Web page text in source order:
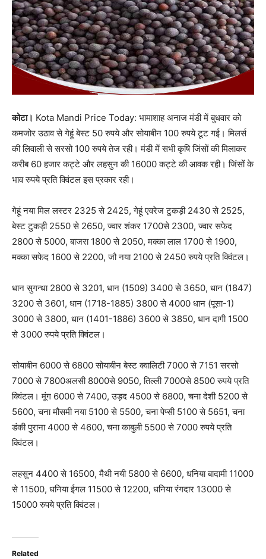
कोटा। Kota Mandi Price Today: भामाशाह अनाज मंडी में बुधवार को
कमजोर उठाव से गेहूं बेस्ट 50 रुपये और सोयाबीन 100 रुपये टूट गई। मिलर्स
की लिवाली से सरसो 100 रुपये तेज रही। मंडी में सभी कृषि जिंसों की मिलाकर
करीब 60 हजार कट्टे और लहसुन की 16000 कट्टे की आवक रही। जिंसों के
भाव रुपये प्रति क्विंटल इस प्रकार रही।
गेहूं नया मिल लस्टर 2325 से 2425, गेहूं एवरेज टुकड़ी 2430 से 2525,
बेस्ट टुकड़ी 2550 से 2650, ज्वार शंकर 1700से 2300, ज्वार सफेद
2800 से 5000, बाजरा 1800 से 2050, मक्का लाल 1700 से 1900,
मक्का सफेद 1600 से 2200, जौ नया 2100 से 2450 रुपये प्रति क्विंटल।
धान सुगन्धा 2800 से 3201, धान (1509) 3400 से 3650, धान (1847)
3200 से 3601, धान (1718-1885) 3800 से 4000 धान (पूसा-1)
3000 से 3800, धान (1401-1886) 3600 से 3850, धान दागी 1500
से 3000 रुपये प्रति क्विंटल।
सोयाबीन 6000 से 6800 सोयाबीन बेस्ट क्वालिटी 7000 से 7151 सरसो
7000 से 7800अलसी 8000से 9050, तिल्ली 7000से 8500 रुपये प्रति
क्विंटल। मूंग 6000 से 7400, उड़द 4500 से 6800, चना देशी 5200 से
5600, चना मौसमी नया 5100 से 5500, चना पेप्सी 5100 से 5651, चना
डंकी पुराना 4000 से 4600, चना काबुली 5500 से 7000 रुपये प्रति
क्विंटल।
लहसुन 4400 से 16500, मैथी नयी 5800 से 6600, धनिया बादामी 11000
से 11500, धनिया ईगल 11500 से 12200, धनिया रंगदार 13000 से
15000 रुपये प्रति क्विंटल।
Related